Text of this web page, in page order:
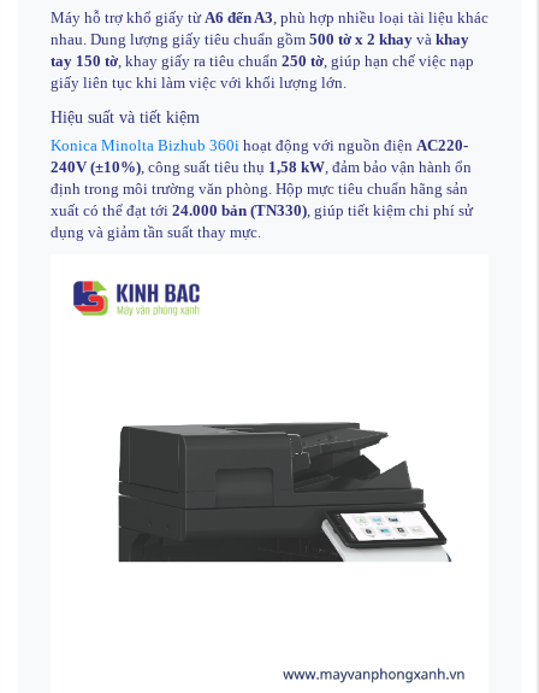
Máy hỗ trợ khổ giấy từ A6 đến A3 , phù hợp nhiều loại tài liệu khác
nhau. Dung lượng giấy tiêu chuẩn gồm 500 tờ x 2 khay và khay
tay 150 tờ , khay giấy ra tiêu chuẩn 250 tờ , giúp hạn chế việc nạp
giấy liên tục khi làm việc với khối lượng lớn.
Hiệu suất và tiết kiệm
Konica Minolta Bizhub 360i hoạt động với nguồn điện AC220-
240V (±10%), công suất tiêu thụ 1,58 kW, đảm bảo vận hành ổn
định trong môi trường văn phòng. Hộp mực tiêu chuẩn hãng sản
xuất có thể đạt tới 24.000 bản (TN330), giúp tiết kiệm chi phí sử
dụng và giảm tần suất thay mực.